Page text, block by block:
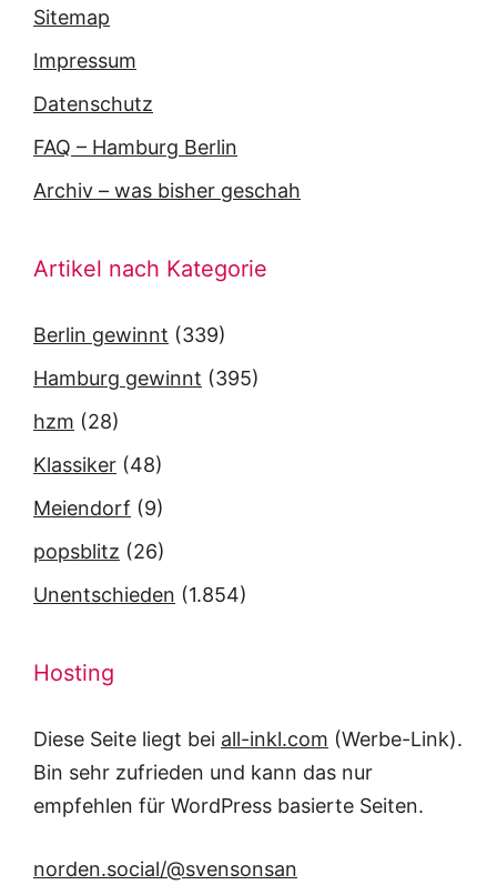
Sitemap
Impressum
Datenschutz
FAQ – Hamburg Berlin
Archiv – was bisher geschah
Artikel nach Kategorie
Berlin gewinnt (339)
Hamburg gewinnt (395)
hzm (28)
Klassiker (48)
Meiendorf (9)
popsblitz (26)
Unentschieden (1.854)
Hosting
Diese Seite liegt bei all-inkl.com (Werbe-Link).
Bin sehr zufrieden und kann das nur
empfehlen für WordPress basierte Seiten.
norden.social/@svensonsan